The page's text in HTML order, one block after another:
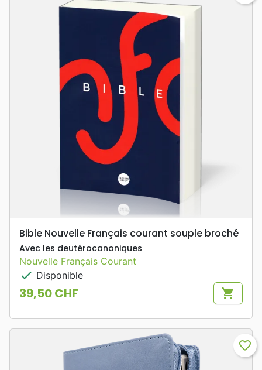
Bible Nouvelle Français courant souple broché
Avec les deutérocanoniques
Nouvelle Français Courant
check Disponible
Prix
39,50 CHF shopping_cart
favorite_border